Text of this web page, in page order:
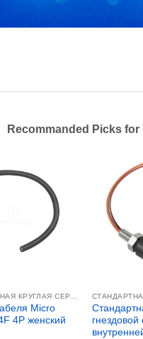
Recommanded Picks for
Micro
4P женский
гнездовой